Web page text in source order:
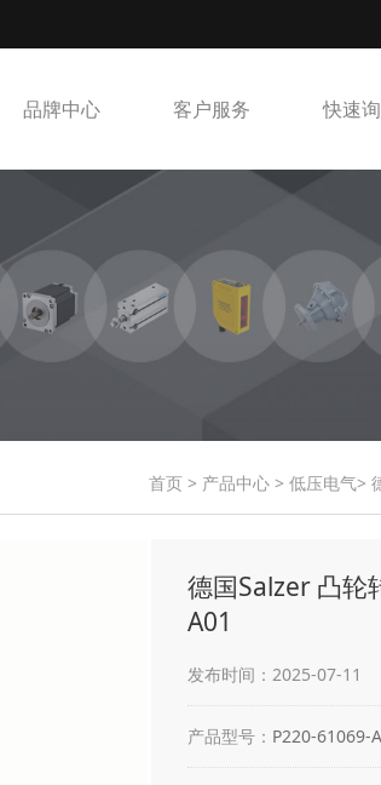
品牌中心 客户服务 快速
首页 > 产品中心 > 低压电气>
德国Salzer 凸轮
A01
发布时间：2025-07-11
产品型号： P220-61069-